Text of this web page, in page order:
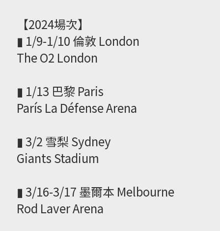
【2024場次】
▮ 1/9-1/10 倫敦 London
The O2 London
▮ 1/13 巴黎 Paris
París La Défense Arena
▮ 3/2 雪梨 Sydney
Giants Stadium
▮ 3/16-3/17 墨爾本 Melbourne
Rod Laver Arena